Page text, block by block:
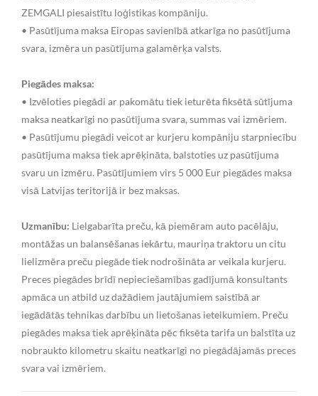
ZEMGALI piesaistītu loģistikas kompāniju.
• Pasūtījuma maksa Eiropas savienībā atkarīga no pasūtījuma
svara, izmēra un pasūtījuma galamērķa valsts.
Piegādes maksa:
• Izvēloties piegādi ar pakomātu tiek ieturēta fiksētā sūtījuma
maksa neatkarīgi no pasūtījuma svara, summas vai izmēriem.
• Pasūtījumu piegādi veicot ar kurjeru kompāniju starpniecību
pasūtījuma maksa tiek aprēķināta, balstoties uz pasūtījuma
svaru un izmēru. Pasūtījumiem virs 5 000 Eur piegādes maksa
visā Latvijas teritorijā ir bez maksas.
Uzmanību: Lielgabarīta preču, kā piemēram auto pacēlāju,
montāžas un balansēšanas iekārtu, mauriņa traktoru un citu
lielizmēra preču piegāde tiek nodrošināta ar veikala kurjeru.
Preces piegādes brīdī nepieciešamības gadījumā konsultants
apmāca un atbild uz dažādiem jautājumiem saistībā ar
iegādātās tehnikas darbību un lietošanas ieteikumiem. Preču
piegādes maksa tiek aprēķināta pēc fiksēta tarifa un balstīta uz
nobraukto kilometru skaitu neatkarīgi no piegādājamās preces
svara vai izmēriem.